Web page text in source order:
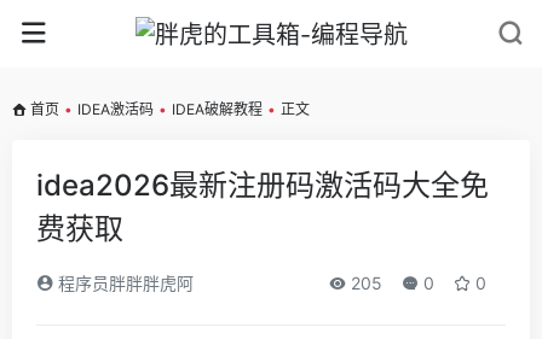
首页 • IDEA激活码 • IDEA破解教程 • 正文
idea2026最新注册码激活码大全免
费获取
程序员胖胖胖虎阿 205 0 0